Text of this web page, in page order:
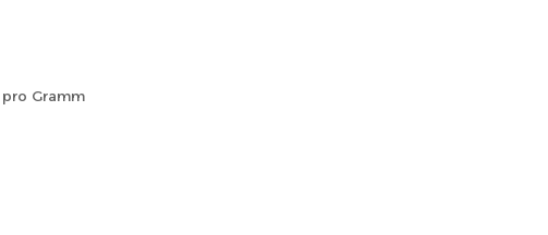
pro Gramm